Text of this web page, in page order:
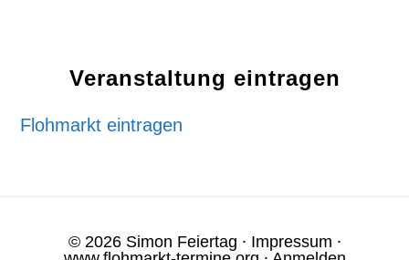
Veranstaltung eintragen
Flohmarkt eintragen
© 2026 Simon Feiertag ⸱ Impressum ⸱